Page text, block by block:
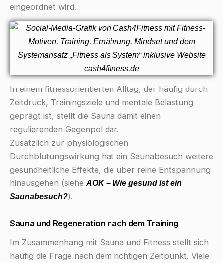
eingeordnet wird.
In einem fitnessorientierten Alltag, der häufig durch
Zeitdruck, Trainingsziele und mentale Belastung
geprägt ist, stellt die Sauna damit einen
regulierenden Gegenpol dar.
Zusätzlich zur physiologischen
Durchblutungswirkung hat ein Saunabesuch weitere
gesundheitliche Effekte, die über reine Entspannung
hinausgehen (siehe AOK – Wie gesund ist ein
Saunabesuch?).
Sauna und Regeneration nach dem Training
Im Zusammenhang mit Sauna und Fitness stellt sich
häufig die Frage nach dem richtigen Zeitpunkt. Viele